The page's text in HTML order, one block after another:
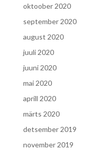
oktoober 2020
september 2020
august 2020
juuli 2020
juuni 2020
mai 2020
aprill 2020
märts 2020
detsember 2019
november 2019